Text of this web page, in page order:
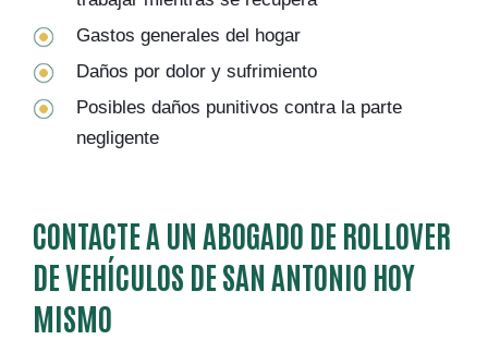
Gastos generales del hogar
Daños por dolor y sufrimiento
Posibles daños punitivos contra la parte
negligente
CONTACTE A UN ABOGADO DE ROLLOVER
DE VEHÍCULOS DE SAN ANTONIO HOY
MISMO